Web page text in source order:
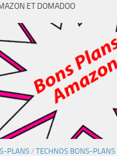
ET DOMADOO
PLANS / TECHNOS BONS-